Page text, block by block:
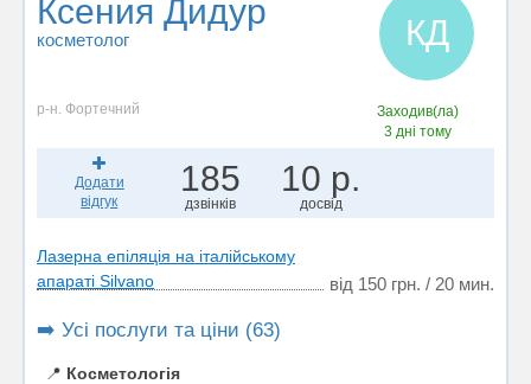
Ксения Дидур
косметолог КД
р-н. Фортечний
Заходив(ла)
3 дні тому
Додати
відгук
185
дзвінків
10 р.
досвід
Лазерна епіляція на італійському
апараті Silvano
від 150 грн. / 20 мин.
➡️ Усі послуги та ціни (63)
📍 Косметологія